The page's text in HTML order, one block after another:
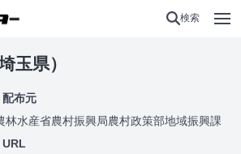
検索
玉県）
配布元
林水産省農村振興局農村政策部地域振興課
URL